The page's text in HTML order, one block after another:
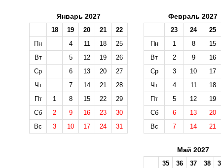
Январь 2027
18 19 20 21
22
Пн
4 11 18
25
Вт
5 12 19
26
Ср
6 13 20
27
Чт
7 14 21
28
Пт
1 8 15 22
29
Сб
2 9 16 23
30
Вс
3 10 17 24 31
Февраль 2027
23 24
25
Пн
1 8
15
Вт
2 9
16
Ср
3 10
17
Чт
4 11
18
Пт
5 12
19
Сб
6 13
20
Вс
7 14 21
Май 2027
35 36 37 38